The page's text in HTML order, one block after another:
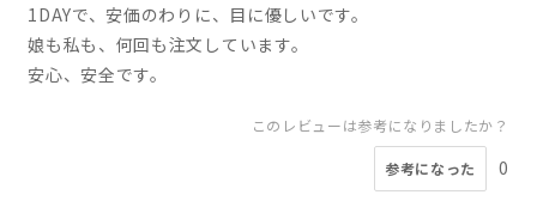
1DAYで、安価のわりに、目に優しいです。
娘も私も、何回も注文しています。
安心、安全です。
このレビューは参考になりましたか？
参考になった 0